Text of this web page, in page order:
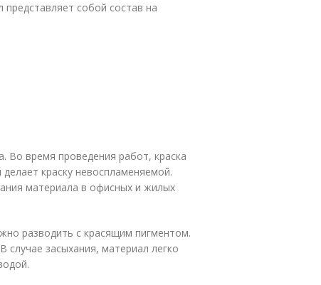
представляет собой состав на
Во время проведения работ, краска
краску невоспламеняемой.
материала в офисных и жилых
разводить с красящим пигментом.
засыхания, материал легко